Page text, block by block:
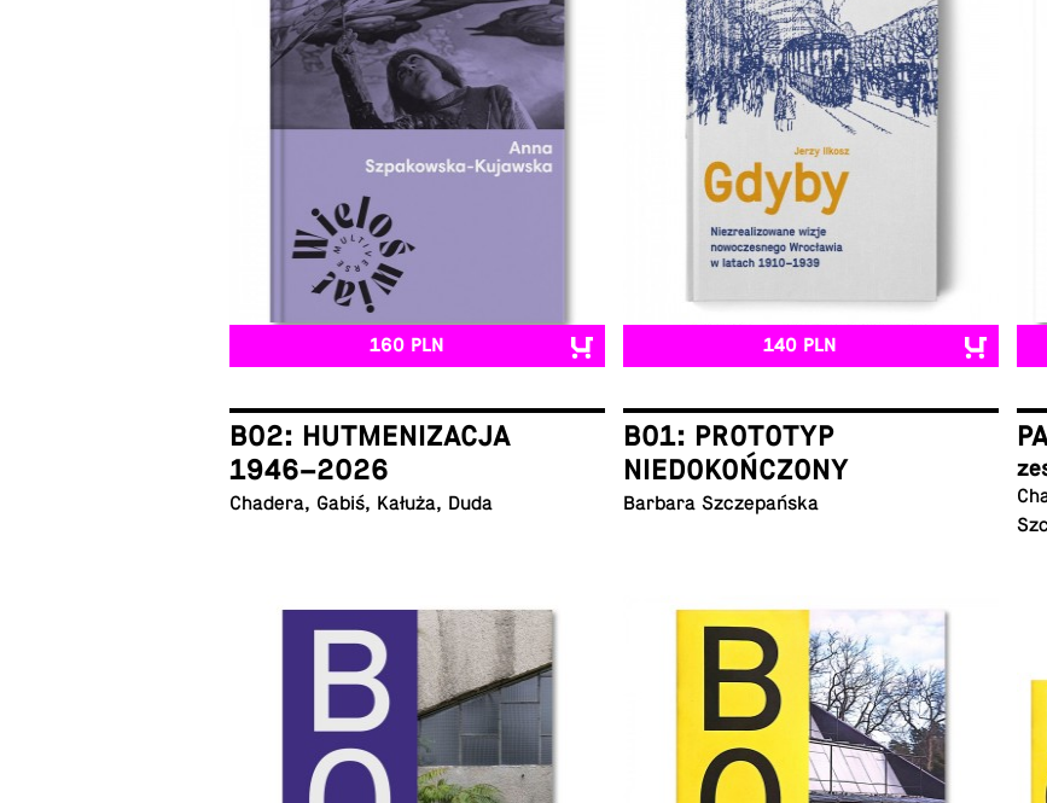
160 PLN 140 PLN
B02: HUTMENIZACJA
1946–2026
Chadera, Gabiś, Kałuża, Duda
B01: PROTOTYP
NIEDOKOŃCZONY
Barbara Szczepańska